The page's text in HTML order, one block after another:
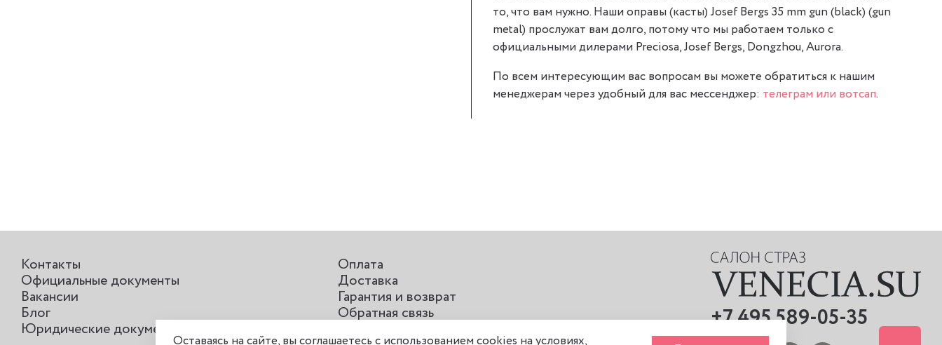
то, что вам нужно. Наши оправы (касты) Josef Bergs 35 mm gun (black) (gun
metal) прослужат вам долго, потому что мы работаем только с
официальными дилерами Preciosa, Josef Bergs, Dongzhou, Aurora.
По всем интересующим вас вопросам вы можете обратиться к нашим
менеджерам через удобный для вас мессенджер: телеграм или вотсап.
Контакты
Официальные документы
Вакансии
Блог
Юридические документы
Оплата
Доставка
Гарантия и возврат
Обратная связь +7 495 589-05-35
Оставаясь на сайте, вы соглашаетесь с использованием cookies на условиях,